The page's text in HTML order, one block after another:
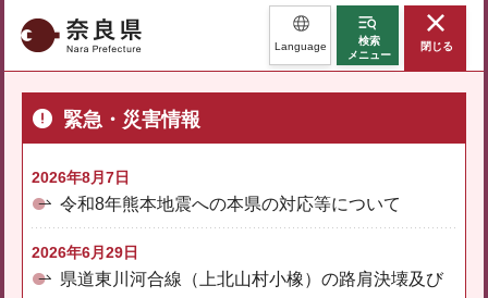
奈良県 Language
検索
メニュー
閉じる
緊急・災害情報
2026年8月7日
令和8年熊本地震への本県の対応等について
2026年6月29日
県道東川河合線（上北山村小橡）の路肩決壊及び